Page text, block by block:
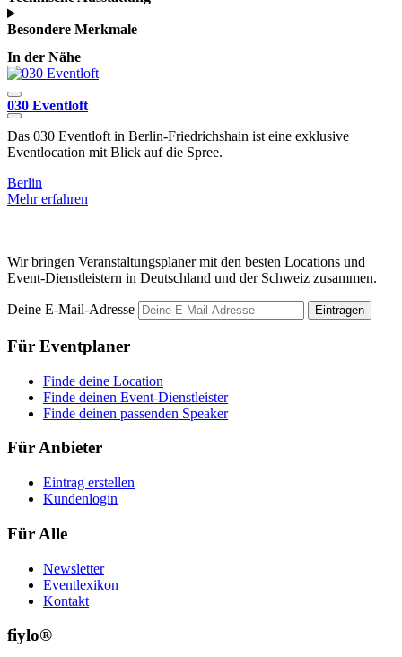
Besondere Merkmale
In der Nähe
030 Eventloft
Das 030 Eventloft in Berlin-Friedrichshain ist eine exklusive
Eventlocation mit Blick auf die Spree.
Berlin
Mehr erfahren
Wir bringen Veranstaltungsplaner mit den besten Locations und
Event-Dienstleistern in Deutschland und der Schweiz zusammen.
Deine E-Mail-Adresse Eintragen
Für Eventplaner
Finde deine Location
Finde deinen Event-Dienstleister
Finde deinen passenden Speaker
Für Anbieter
Eintrag erstellen
Kundenlogin
Für Alle
Newsletter
Eventlexikon
Kontakt
fiylo®